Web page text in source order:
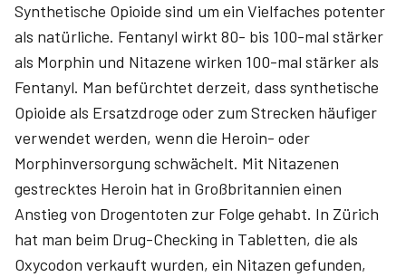
Synthetische Opioide sind um ein Vielfaches potenter
als natürliche. Fentanyl wirkt 80- bis 100-mal stärker
als Morphin und Nitazene wirken 100-mal stärker als
Fentanyl. Man befürchtet derzeit, dass synthetische
Opioide als Ersatzdroge oder zum Strecken häufiger
verwendet werden, wenn die Heroin- oder
Morphinversorgung schwächelt. Mit Nitazenen
gestrecktes Heroin hat in Großbritannien einen
Anstieg von Drogentoten zur Folge gehabt. In Zürich
hat man beim Drug-Checking in Tabletten, die als
Oxycodon verkauft wurden, ein Nitazen gefunden,